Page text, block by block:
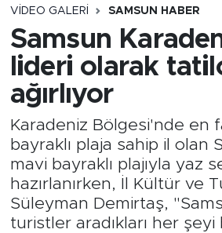
VIDEO GALERI SAMSUN HABER
Samsun
lideri olarak
ağırlıyor
Karadeniz Bölgesi'nde en
bayraklı plaja sahip il olan
mavi bayraklı plajıyla yaz
hazırlanırken, İl Kültür ve
Süleyman Demirtaş,
turistler aradıkları her şeyi
Süper Lig Puan Durumu ve
Tüm Manşetler
Son Dakika Haberleri
Haber Arşivi